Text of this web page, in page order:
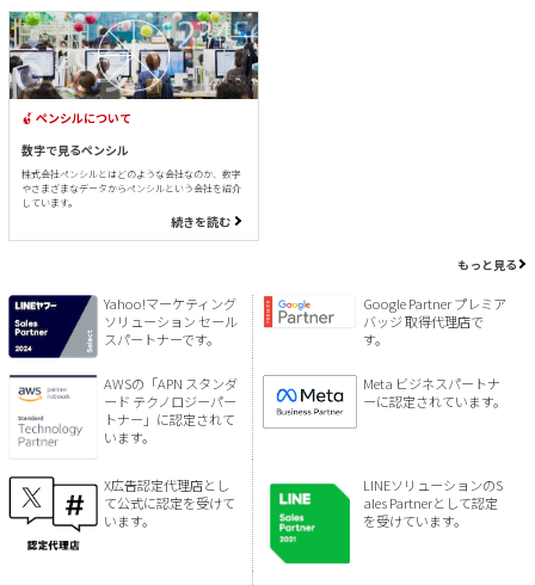
ペンシルについて
数字で見るペンシル
株式会社ペンシルとはどのような会社なのか、数字
やさまざまなデータからペンシルという会社を紹介
しています。
続きを読む
もっと見る
Yahoo!マーケティング
ソリューション セール
スパートナーです。
Google Partner プレミア
バッジ 取得代理店で
す。
AWSの「APN スタンダ
ード テクノロジーパー
トナー」に認定されて
います。
Meta ビジネスパートナ
ーに認定されています。
X広告認定代理店とし
て公式に認定を受けて
います。
LINEソリューションのS
ales Partnerとして認定
を受けています。